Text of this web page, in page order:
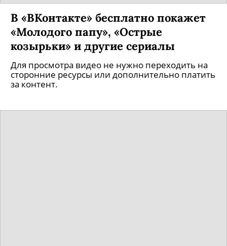
В «ВКонтакте» бесплатно покажет
«Молодого папу», «Острые
козырьки» и другие сериалы
Для просмотра видео не нужно переходить на
сторонние ресурсы или дополнительно платить
за контент.